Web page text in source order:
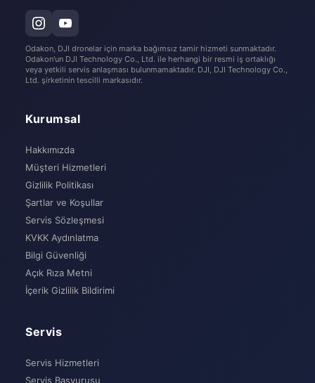
Odakon, DJI dronelar için marka bağımsız tamir hizmeti sunmaktadır.
Odakon'un DJI Technology Co., Ltd. ile herhangi bir resmi iş ortaklığı
veya yetkili servis anlaşması bulunmamaktadır. DJI, DJI Technology Co.,
Ltd. şirketinin tescilli markasıdır.
Kurumsal
Hakkımızda
Müşteri Hizmetleri
Gizlilik Politikası
Şartlar ve Koşullar
Servis Sözleşmesi
KVKK Aydınlatma
Bilgi Güvenliği
Açık Rıza Metni
İçerik Gizlilik Bildirimi
Servis
Servis Hizmetleri
Servis Başvurusu